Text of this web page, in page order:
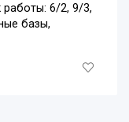
работы: 6/2, 9/3,
базы,